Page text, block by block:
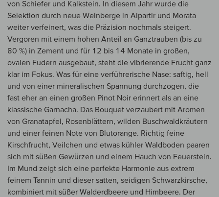
von Schiefer und Kalkstein. In diesem Jahr wurde die
Selektion durch neue Weinberge in Alpartir und Morata
weiter verfeinert, was die Präzision nochmals steigert.
Vergoren mit einem hohen Anteil an Ganztrauben (bis zu
80 %) in Zement und für 12 bis 14 Monate in großen,
ovalen Fudern ausgebaut, steht die vibrierende Frucht ganz
klar im Fokus. Was für eine verführerische Nase: saftig, hell
und von einer mineralischen Spannung durchzogen, die
fast eher an einen großen Pinot Noir erinnert als an eine
klassische Garnacha. Das Bouquet verzaubert mit Aromen
von Granatapfel, Rosenblättern, wilden Buschwaldkräutern
und einer feinen Note von Blutorange. Richtig feine
Kirschfrucht, Veilchen und etwas kühler Waldboden paaren
sich mit süßen Gewürzen und einem Hauch von Feuerstein.
Im Mund zeigt sich eine perfekte Harmonie aus extrem
feinem Tannin und dieser satten, seidigen Schwarzkirsche,
kombiniert mit süßer Walderdbeere und Himbeere. Der